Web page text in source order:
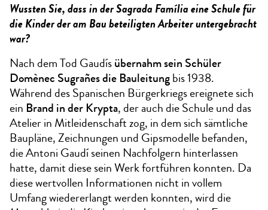
Wussten Sie, dass in der Sagrada Família eine Schule für
die Kinder der am Bau beteiligten Arbeiter untergebracht
war?
Nach dem Tod Gaudísübernahm sein Schüler
Domènec Sugrañes die Bauleitungbis 1938.
Während des Spanischen Bürgerkriegs ereignete sich
ein Brand in der Krypta, der auch die Schule und das
Atelier in Mitleidenschaft zog, in dem sich sämtliche
Baupläne, Zeichnungen und Gipsmodelle befanden,
die Antoni Gaudí seinen Nachfolgern hinterlassen
hatte, damit diese sein Werk fortführen konnten. Da
diese wertvollen Informationen nicht in vollem
Umfang wiedererlangt werden konnten, wird die